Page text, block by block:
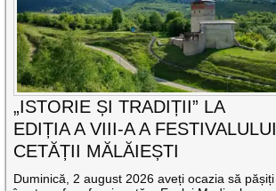
„ISTORIE ȘI TRADIȚII” LA
EDIȚIA A VIII-A A FESTIVALULUI
CETĂȚII MĂLĂIEȘTI
Duminică, 2 august 2026 aveți ocazia să pășiți